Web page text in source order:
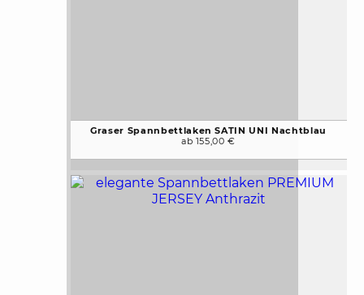
Graser Spannbettlaken SATIN UNI Nachtblau
ab 155,00 €